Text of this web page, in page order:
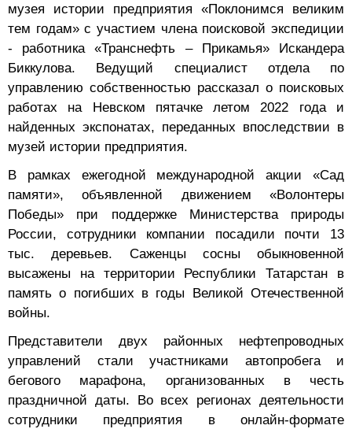
музея истории предприятия «Поклонимся великим
тем годам» с участием члена поисковой экспедиции
- работника «Транснефть – Прикамья» Искандера
Биккулова. Ведущий специалист отдела по
управлению собственностью рассказал о поисковых
работах на Невском пятачке летом 2022 года и
найденных экспонатах, переданных впоследствии в
музей истории предприятия.
В рамках ежегодной международной акции «Сад
памяти», объявленной движением «Волонтеры
Победы» при поддержке Министерства природы
России, сотрудники компании посадили почти 13
тыс. деревьев. Саженцы сосны обыкновенной
высажены на территории Республики Татарстан в
память о погибших в годы Великой Отечественной
войны.
Представители двух районных нефтепроводных
управлений стали участниками автопробега и
бегового марафона, организованных в честь
праздничной даты. Во всех регионах деятельности
сотрудники предприятия в онлайн-формате